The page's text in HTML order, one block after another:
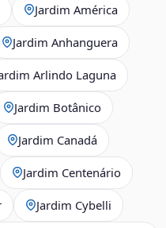
Jardim América
Jardim Anhanguera
Arlindo Laguna
Jardim Botânico
Jardim Canadá
Jardim Centenário
Jardim Cybelli